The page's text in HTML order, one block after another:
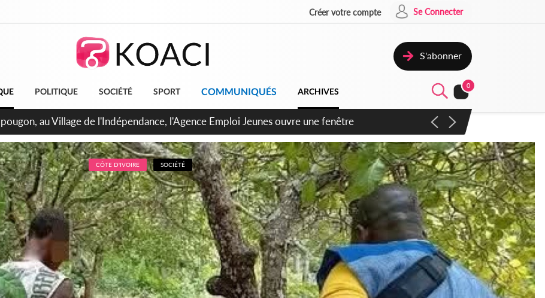
Créer votre compte Se Connecter
S'abonner
POLITIQUE SOCIÉTÉ SPORT COMMUNIQUÉS ARCHIVES
0
de Treichville, après la fronde, les agents contractuels obtiennent un accord avec la
du SMIG 2023
CÔTE D'IVOIRE SOCIÉTÉ